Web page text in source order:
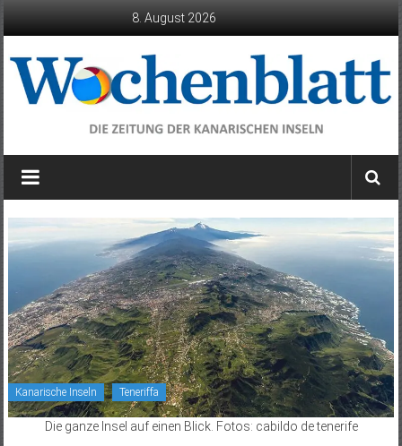
8. August 2026
Wochenblatt
die
der
Kanarischen
Kanarische Inseln Teneriffa
Die ganze Insel auf einen Blick. Fotos: cabildo de tenerife